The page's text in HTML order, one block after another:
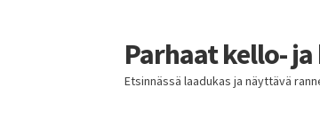
Siirry
navigointiin
Siirry
sisältöön
Parhaat kello-
Etsinnässä laadukas ja näyttävä